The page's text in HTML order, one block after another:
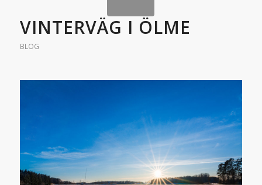
VINTERVÄG I ÖLME
BLOG